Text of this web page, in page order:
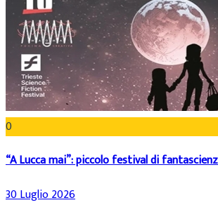
0
“A Lucca mai”: piccolo festival di
30 Luglio 2026